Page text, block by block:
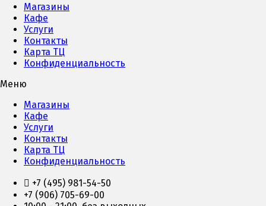
Магазины
Кафе
Услуги
Контакты
Карта ТЦ
Конфиденциальность
Меню
Магазины
Кафе
Услуги
Контакты
Карта ТЦ
Конфиденциальность
+7 (495) 981-54-50
+7 (906) 705-69-00